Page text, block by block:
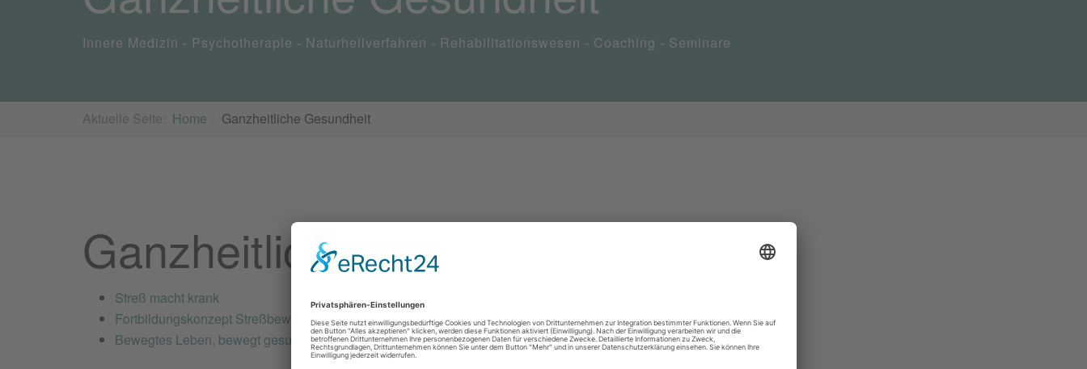
Innere Medizin - Psychotherapie - Naturheilverfahren - Rehabilitationswesen - Coaching - Seminare
Aktuelle Seite: Home Ganzheitliche Gesundheit
Ganzheitliche Gesundheit
Streß macht krank
Fortbildungskonzept Streßbewältigung
Bewegtes Leben, bewegt gesund...(Artikel aus der Zeitschrift "Leben jetzt fit bleiben, gesund leben..")